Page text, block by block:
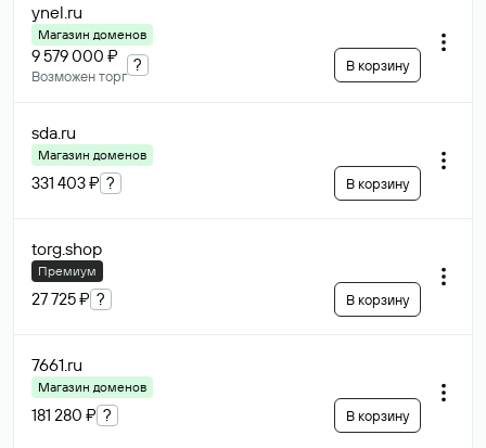
ynel.ru
Магазин доменов
9 579 000 ₽
Возможен торг
? В корзину
sda.ru
Магазин доменов
331 403 ₽ ? В корзину
torg.shop
Премиум
27 725 ₽ ? В корзину
7661.ru
Магазин доменов
181 280 ₽ ? В корзину